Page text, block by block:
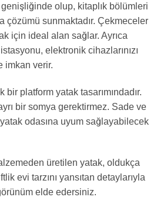
genişliğinde olup, kitaplık bölümleri
çözümü sunmaktadır. Çekmeceler
için ideal alan sağlar. Ayrıca
elektronik cihazlarınızı
imkan verir.
platform yatak tasarımındadır.
bir somya gerektirmez. Sade ve
odasına uyum sağlayabilecek
üretilen yatak, oldukça
evi tarzını yansıtan detaylarıyla
elde edersiniz.